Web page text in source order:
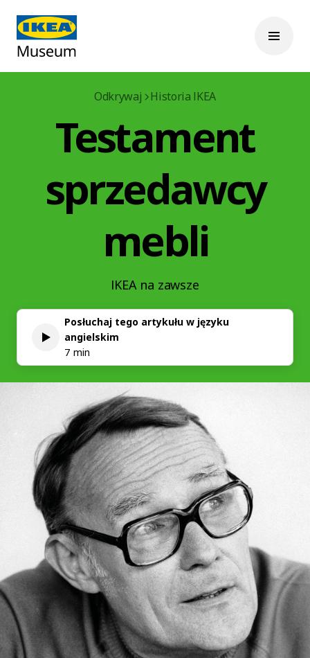
Odkrywaj Historia IKEA
Testament
sprzedawcy
mebli
IKEA na zawsze
Posłuchaj tego artykułu w języku
angielskim
7 min